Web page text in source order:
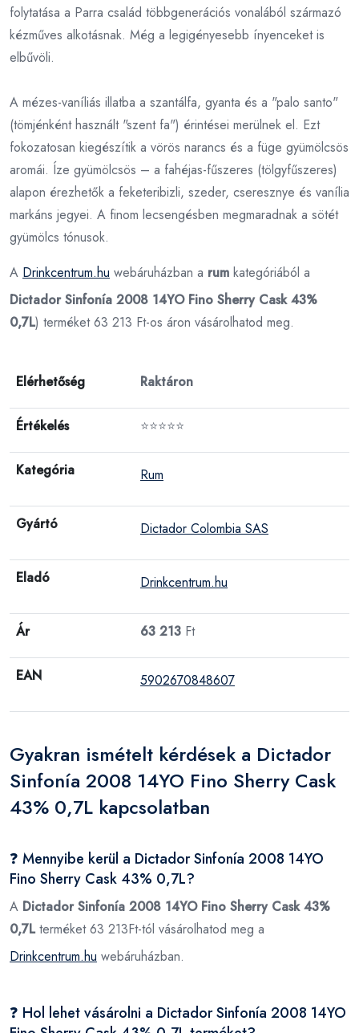
folytatása a Parra család többgenerációs vonalából származó
kézműves alkotásnak. Még a legigényesebb ínyenceket is
elbűvöli.
A mézes-vaníliás illatba a szantálfa, gyanta és a "palo santo"
(tömjénként használt "szent fa") érintései merülnek el. Ezt
fokozatosan kiegészítik a vörös narancs és a füge gyümölcsös
aromái. Íze gyümölcsös – a fahéjas-fűszeres (tölgyfűszeres)
alapon érezhetők a feketeribizli, szeder, cseresznye és vanília
markáns jegyei. A finom lecsengésben megmaradnak a sötét
gyümölcs tónusok.
A Drinkcentrum.hu webáruházban a rum kategóriából a
Dictador Sinfonía 2008 14YO Fino Sherry Cask 43%
0,7L) terméket 63 213 Ft-os áron vásárolhatod meg.
Elérhetőség Raktáron
Értékelés ⭐⭐⭐⭐⭐
Kategória Rum
Gyártó Dictador Colombia SAS
Eladó Drinkcentrum.hu
Ár 63 213 Ft
EAN 5902670848607
Gyakran ismételt kérdések a Dictador
Sinfonía 2008 14YO Fino Sherry Cask
43% 0,7L kapcsolatban
❓ Mennyibe kerül a Dictador Sinfonía 2008 14YO
Fino Sherry Cask 43% 0,7L?
A Dictador Sinfonía 2008 14YO Fino Sherry Cask 43%
0,7Lterméket 63 213Ft-tól vásárolhatod meg a
Drinkcentrum.hu webáruházban.
❓ Hol lehet vásárolni a Dictador Sinfonía 2008 14YO